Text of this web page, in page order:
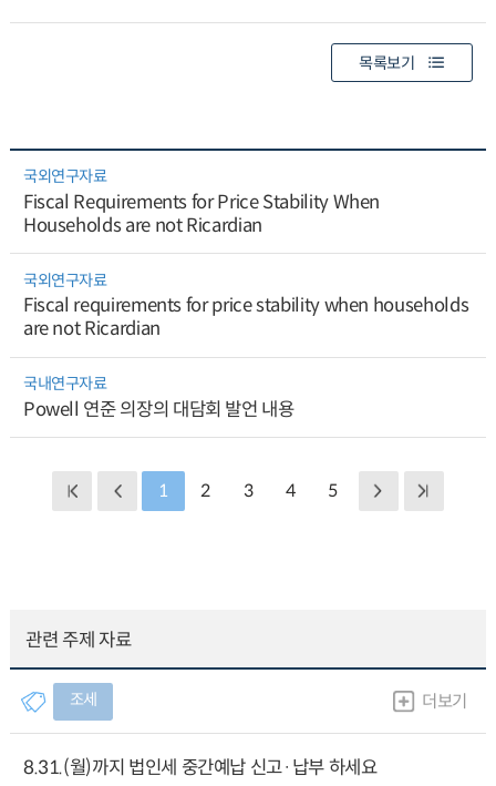
목록보기
국외연구자료
Fiscal Requirements for Price Stability When
Households are not Ricardian
국외연구자료
Fiscal requirements for price stability when households
are not Ricardian
국내연구자료
Powell 연준 의장의 대담회 발언 내용
1 2 3 4 5
관련 주제 자료
조세 더보기
8.31.(월)까지 법인세 중간예납 신고·납부 하세요